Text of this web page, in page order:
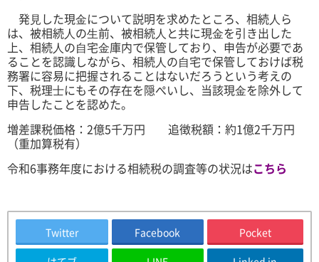
発⾒した現⾦について説明を求めたところ、相続⼈ら
は、被相続⼈の⽣前、被相続⼈と共に現⾦を引き出した
上、相続⼈の⾃宅⾦庫内で保管しており、申告が必要であ
ることを認識しながら、相続⼈の⾃宅で保管しておけば税
務署に容易に把握されることはないだろうという考えの
下、税理⼠にもその存在を隠ぺいし、当該現⾦を除外して
申告したことを認めた。
増差課税価格：2億5千万円 追徴税額：約1億2千万円
（重加算税有）
令和6事務年度における相続税の調査等の状況はこちら
Twitter Facebook Pocket